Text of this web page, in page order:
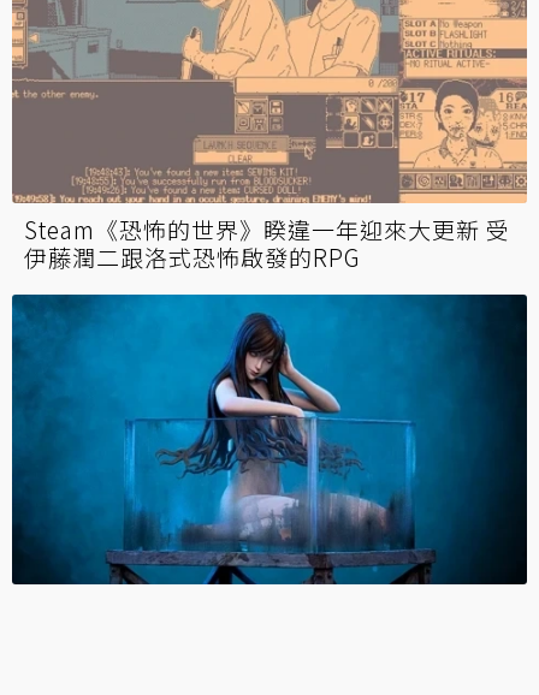
Steam《恐怖的世界》睽違一年迎來大更新 受
伊藤潤二跟洛式恐怖啟發的RPG